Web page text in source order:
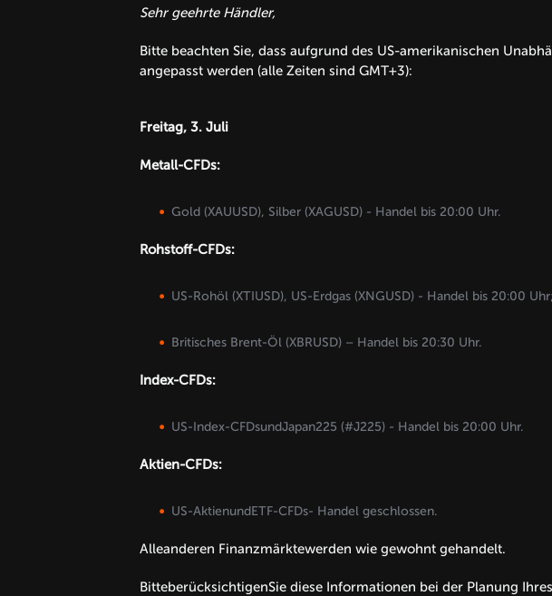
Sehr geehrte Händler,
Bitte beachten Sie, dass aufgrund des US-amerikanischen
angepasst werden (alle Zeiten sind GMT+3):
Freitag, 3. Juli
Metall-CFDs:
Gold (XAUUSD), Silber (XAGUSD) - Handel bis 20:00 Uhr.
Rohstoff-CFDs:
US-Rohöl (XTIUSD), US-Erdgas (XNGUSD) - Handel bis 20:00 Uhr;
Britisches Brent-Öl (XBRUSD) – Handel bis 20:30 Uhr.
Index-CFDs:
US-Index-CFDsundJapan225 (#J225) - Handel bis 20:00 Uhr.
Aktien-CFDs:
US-AktienundETF-CFDs- Handel geschlossen.
Alleanderen Finanzmärktewerden wie gewohnt gehandelt.
BitteberücksichtigenSie diese Informationen bei der Planung